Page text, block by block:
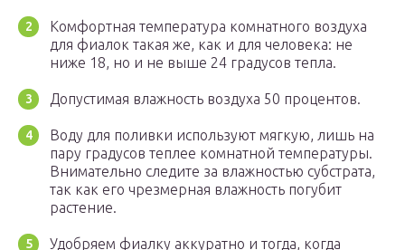
Комфортная температура комнатного воздуха
для фиалок такая же, как и для человека: не
ниже 18, но и не выше 24 градусов тепла.
Допустимая влажность воздуха 50 процентов.
Воду для поливки используют мягкую, лишь на
пару градусов теплее комнатной температуры.
Внимательно следите за влажностью субстрата,
так как его чрезмерная влажность погубит
растение.
Удобряем фиалку аккуратно и тогда, когда